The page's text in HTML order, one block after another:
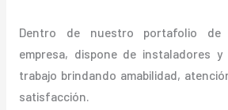
Dentro de nuestro portafolio de
empresa, dispone de instaladores
trabajo brindando amabilidad,
satisfacción.